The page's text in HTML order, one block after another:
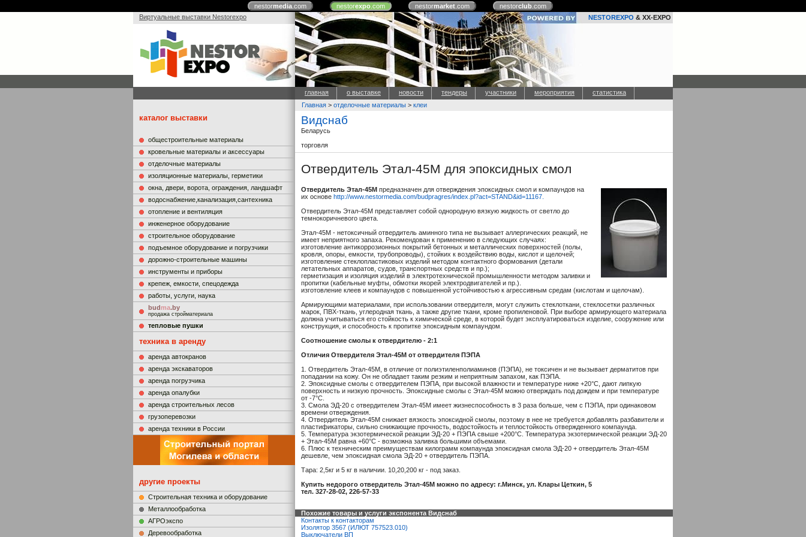
nestormedia.com nestorexpo.com nestormarket.com nestorclub.com
Виртуальные выставки Nestorexpo
NESTOREXPO & XX-EXPO
главная о выставке новости тендеры участники мероприятия статистика
каталог выставки
общестроительные материалы
кровельные материалы и аксессуары
отделочные материалы
изоляционные материалы, герметики
окна, двери, ворота, ограждения, ландшафт
водоснабжение,канализация,сантехника
отопление и вентиляция
инженерное оборудование
строительное оборудование
подъемное оборудование и погрузчики
дорожно-строительные машины
инструменты и приборы
крепеж, емкости, спецодежда
работы, услуги, наука
budma.by
продажа стройматериала
тепловые пушки
техника в аренду
аренда автокранов
аренда экскаваторов
аренда погрузчика
аренда опалубки
аренда строительных лесов
грузоперевозки
аренда техники в России
другие проекты
Строительная техника и оборудование
Металлообработка
АГРОэкспо
Деревообработка
Главная > отделочные материалы > клеи
Видснаб
Беларусь
торговля
Отвердитель Этал-45М для эпоксидных смол
Отвердитель Этал-45М предназначен для отверждения эпоксидных смол и компаундов на
их основе http://www.nestormedia.com/budpragres/index.pl?act=STAND&id=11167.
Отвердитель Этал-45М представляет собой однородную вязкую жидкость от светло до
темнокоричневого цвета.
Этал-45М - нетоксичный отвердитель аминного типа не вызывает аллергических реакций, не
имеет неприятного запаха. Рекомендован к применению в следующих случаях:
изготовление антикоррозионных покрытий бетонных и металлических поверхностей (полы,
кровля, опоры, емкости, трубопроводы), стойких к воздействию воды, кислот и щелочей;
изготовление стеклопластиковых изделий методом контактного формования (детали
летательных аппаратов, судов, транспортных средств и пр.);
герметизация и изоляция изделий в электротехнической промышленности методом заливки и
пропитки (кабельные муфты, обмотки якорей электродвигателей и пр.).
изготовление клеев и компаундов с повышенной устойчивостью к агрессивным средам (кислотам и щелочам).
Армирующими материалами, при использовании отвердителя, могут служить стеклоткани, стеклосетки различных
марок, ПВХ-ткань, углеродная ткань, а также другие ткани, кроме пропиленовой. При выборе армирующего материала
должна учитываться его стойкость к химической среде, в которой будет эксплуатироваться изделие, сооружение или
конструкция, и способность к пропитке эпоксидным компаундом.
Соотношение смолы к отвердителю - 2:1
Отличия Отвердителя Этал-45М от отвердителя ПЭПА
1. Отвердитель Этал-45М, в отличие от полиэтиленполиаминов (ПЭПА), не токсичен и не вызывает дерматитов при
попадании на кожу. Он не обладает таким резким и неприятным запахом, как ПЭПА.
2. Эпоксидные смолы с отвердителем ПЭПА, при высокой влажности и температуре ниже +20°С, дают липкую
поверхность и низкую прочность. Эпоксидные смолы с Этал-45М можно отверждать под дождем и при температуре
от -7°С.
3. Смола ЭД-20 с отвердителем Этал-45М имеет жизнеспособность в 3 раза больше, чем с ПЭПА, при одинаковом
времени отверждения.
4. Отвердитель Этал-45М снижает вязкость эпоксидной смолы, поэтому в нее не требуется добавлять разбавители и
пластификаторы, сильно снижающие прочность, водостойкость и теплостойкость отвержденного компаунда.
5. Температура экзотермической реакции ЭД-20 + ПЭПА свыше +200°С. Температура экзотермической реакции ЭД-20
+ Этал-45М равна +60°С - возможна заливка большими объемами.
6. Плюс к техническим преимуществам килограмм компаунда эпоксидная смола ЭД-20 + отвердитель Этал-45М
дешевле, чем эпоксидная смола ЭД-20 + отвердитель ПЭПА.
Тара: 2,5кг и 5 кг в наличии. 10,20,200 кг - под заказ.
Купить недорого отвердитель Этал-45М можно по адресу: г.Минск, ул. Клары Цеткин, 5
тел. 327-28-02, 226-57-33
Похожие товары и услуги экспонента Видснаб
Контакты к контакторам
Изолятор 3567 (ИЛЮТ 757523.010)
Выключатели ВП